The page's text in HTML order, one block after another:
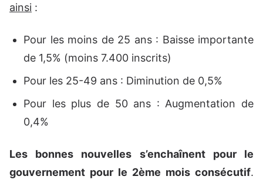
ainsi :
Pour les moins de 25 ans : Baisse importante
de 1,5% (moins 7.400 inscrits)
Pour les 25-49 ans : Diminution de 0,5%
Pour les plus de 50 ans : Augmentation de
0,4%
Les bonnes nouvelles s’enchaînent pour le
gouvernement pour le 2ème mois consécutif.